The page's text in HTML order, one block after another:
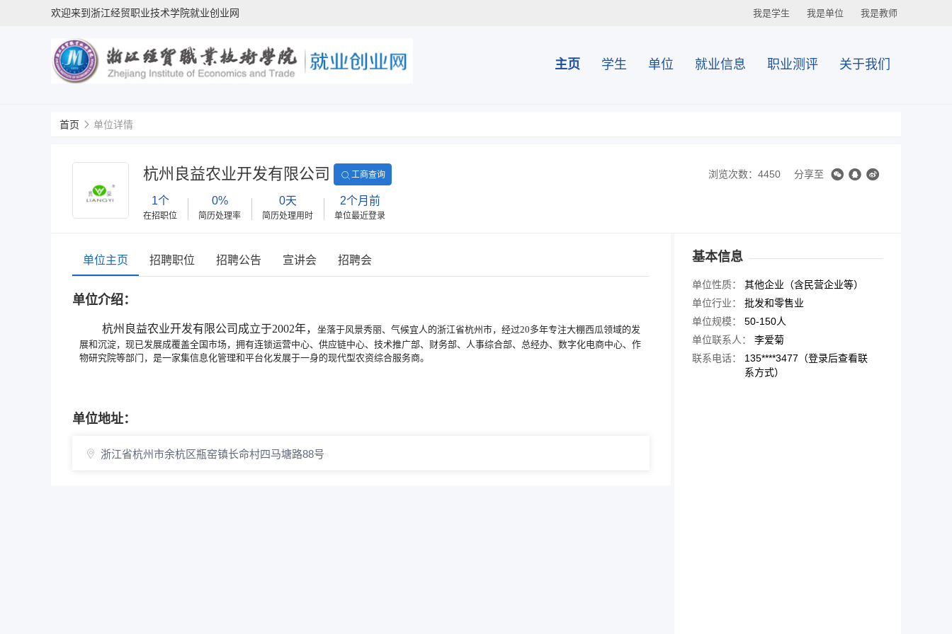
欢迎来到浙江经贸职业技术学院就业创业网 我是学生 我是单位 我是教师
主页 学生 单位 就业信息 职业测评 关于我们
首页 单位详情
杭州良益农业开发有限公司 工商查询
1个
在招职位
0%
简历处理率
0天
简历处理用时
2个月前
单位最近登录
浏览次数：4450 分享至
单位主页 招聘职位 招聘公告 宣讲会 招聘会
单位介绍：
杭州良益农业开发有限公司成立于2002年， 坐落于风景秀丽、气候宜人的浙江省杭州市， 经过20多年专注大棚西瓜领域的发
展和沉淀，现已发展成覆盖全国市场，拥有连锁运营中心、供应链中心、技术推广部、财务部、人事综合部、总经办、数字化电商中心、作
物研究院等部门，是一家集信息化管理和平台化发展于一身的现代型农资综合服务商。
单位地址：
浙江省杭州市余杭区瓶窑镇长命村四马塘路88号
基本信息
单位性质：
其他企业（含民营企业等）
单位行业：
批发和零售业
单位规模：
50-150人
单位联系人：
李爱菊
联系电话：
135****3477（登录后查看联
系方式）